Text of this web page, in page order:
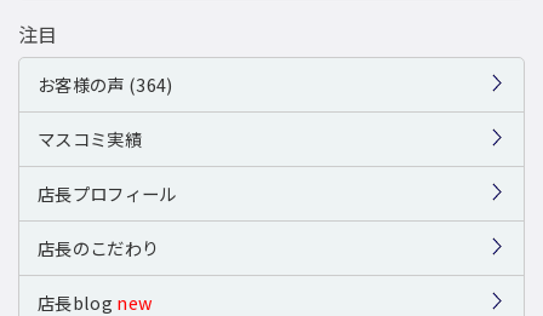
注目
お客様の声 (364)
マスコミ実績
店長プロフィール
店長のこだわり
店長blog new